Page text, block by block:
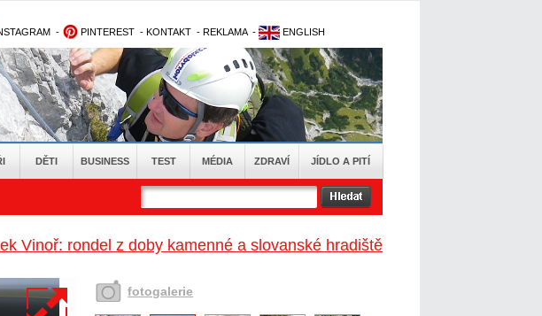
- PINTEREST - KONTAKT - REKLAMA - ENGLISH
DĚTI BUSINESS TEST MÉDIA ZDRAVÍ JÍDLO A PITÍ
Vinoř: rondel z doby kamenné a slovanské hradiště
fotogalerie